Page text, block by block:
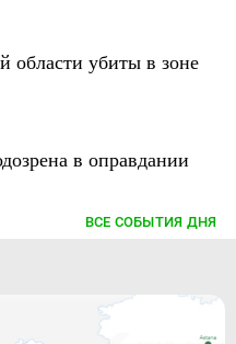
области убиты в зоне
в оправдании
ВСЕ СОБЫТИЯ ДНЯ